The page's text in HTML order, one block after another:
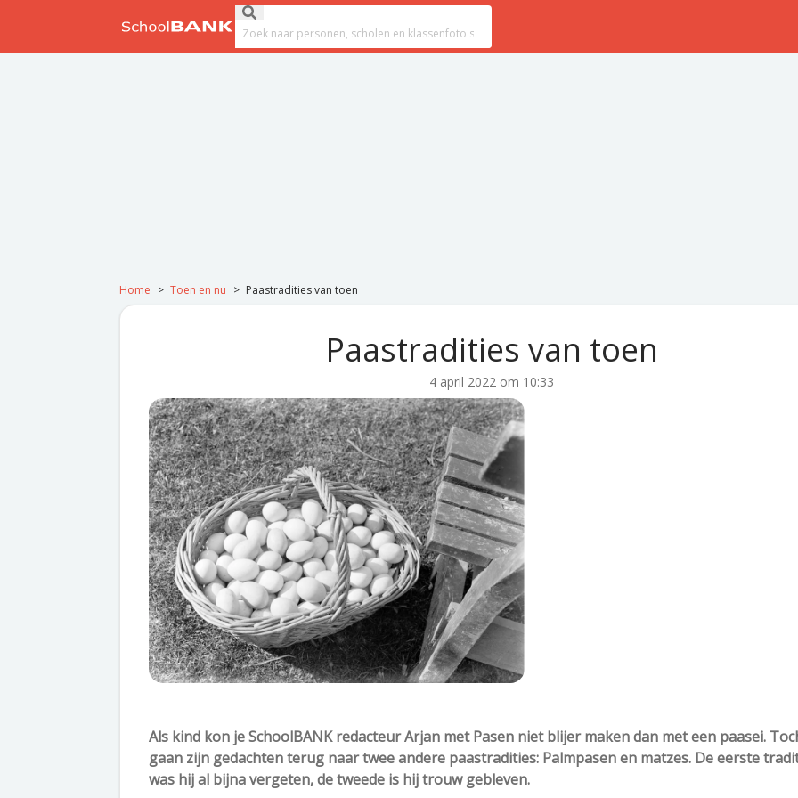
Submit search
Search field
Home > Toen en nu > Paastradities van toen
Paastradities van toen
4 april 2022 om 10:33
Als kind kon je SchoolBANK redacteur Arjan met Pasen niet blijer maken dan met een paasei.
gaan zijn gedachten terug naar twee andere paastradities: Palmpasen en matzes. De eerste
was hij al bijna vergeten, de tweede is hij trouw gebleven.